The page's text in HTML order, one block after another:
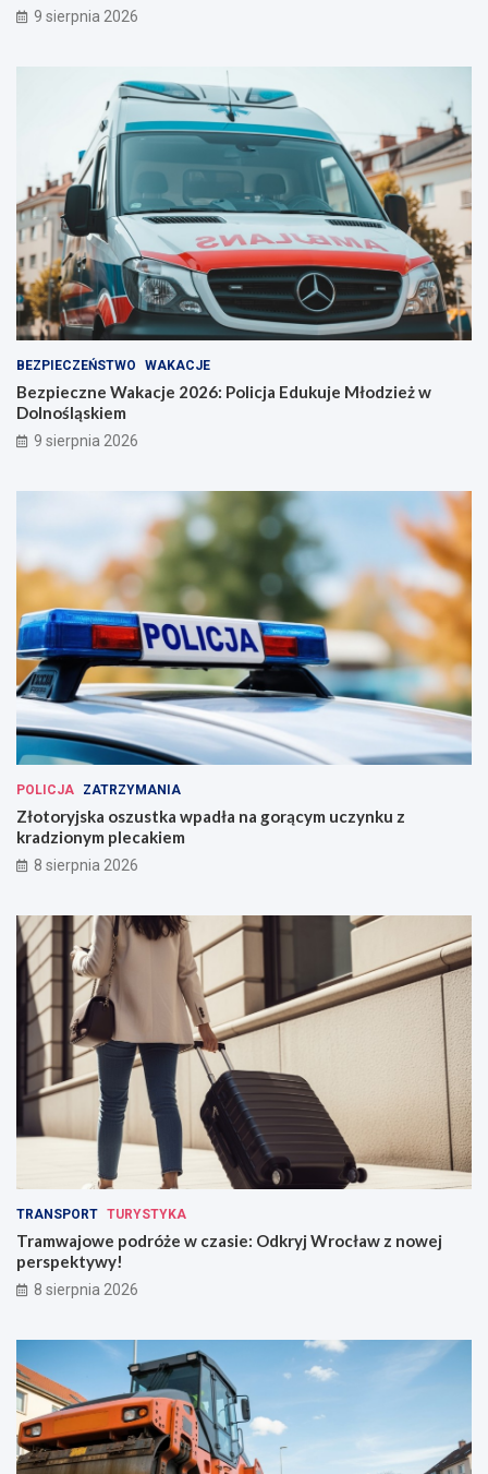
9 sierpnia 2026
BEZPIECZEŃSTWO WAKACJE
Bezpieczne Wakacje 2026: Policja Edukuje Młodzież w
Dolnośląskiem
9 sierpnia 2026
POLICJA ZATRZYMANIA
Złotoryjska oszustka wpadła na gorącym uczynku z
kradzionym plecakiem
8 sierpnia 2026
TRANSPORT TURYSTYKA
Tramwajowe podróże w czasie: Odkryj Wrocław z nowej
perspektywy!
8 sierpnia 2026